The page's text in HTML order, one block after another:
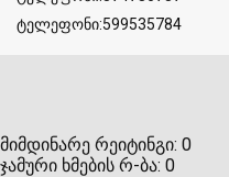
ტელეფონი:599535784
მიმდინარე რეიტინგი: 0
ჯამური ხმების რ-ბა: 0